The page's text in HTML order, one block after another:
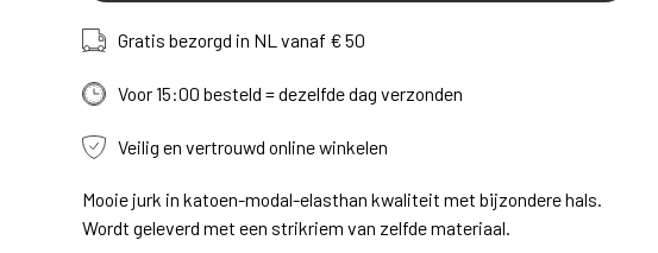
Gratis bezorgd in NL vanaf € 50
Voor 15:00 besteld = dezelfde dag verzonden
Veilig en vertrouwd online winkelen
Mooie jurk in katoen-modal-elasthan kwaliteit met bijzondere hals.
Wordt geleverd met een strikriem van zelfde materiaal.